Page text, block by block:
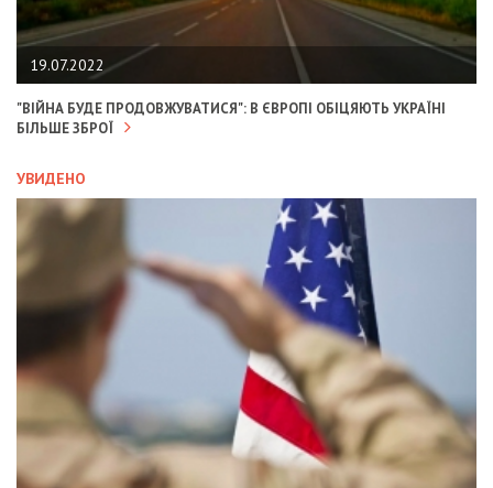
19.07.2022
"ВІЙНА БУДЕ ПРОДОВЖУВАТИСЯ": В ЄВРОПІ ОБІЦЯЮТЬ УКРАЇНІ
БІЛЬШЕ ЗБРОЇ
УВИДЕНО